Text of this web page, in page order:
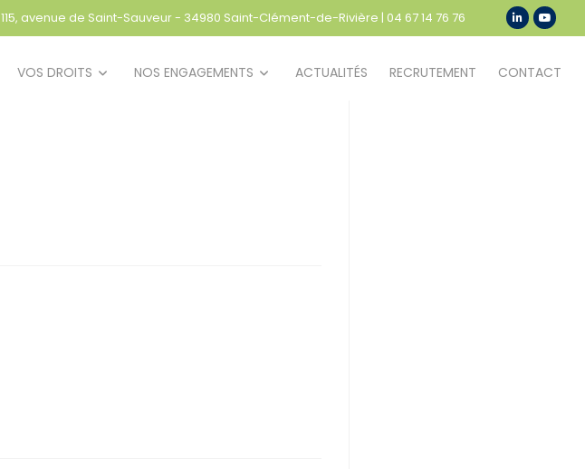
115, avenue de Saint-Sauveur - 34980 Saint-Clément-de-Rivière | 04 67 14 76 76
VOS DROITS NOS ENGAGEMENTS ACTUALITÉS RECRUTEMENT CONTACT